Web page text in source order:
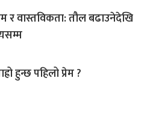
र वास्तविकता: तौल बढाउनेदेखि
हुन्छ पहिलो प्रेम ?